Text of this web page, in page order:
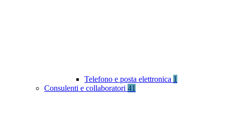
Telefono e posta elettronica 1
Consulenti e collaboratori 41